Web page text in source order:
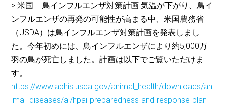
> 米国 – 鳥インフルエンザ対策計画 気温が下がり、鳥イ
ンフルエンザの再発の可能性が高まる中、米国農務省
（USDA）は鳥インフルエンザ対策計画を発表しまし
た。今年初めには、鳥インフルエンザにより約5,000万
羽の鳥が死亡しました。計画は以下でご覧いただけま
す。
https://www.aphis.usda.gov/animal_health/downloads/an
imal_diseases/ai/hpai-preparedness-and-response-plan-